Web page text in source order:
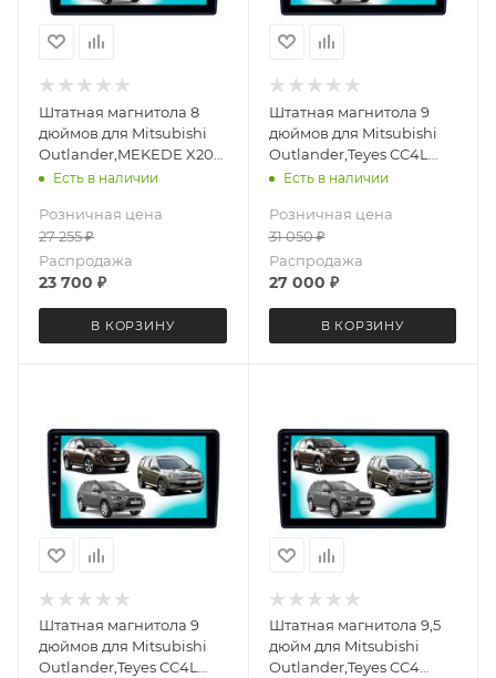
Штатная магнитола 8
дюймов для Mitsubishi
Outlander,MEKEDE X20-
PRO 3796-6481
4+64 Gb 8 ядер
Есть в наличии
Розничная цена
27 255₽
Распродажа
23 700 ₽
В КОРЗИНУ
Штатная магнитола 9
дюймов для Mitsubishi
Outlander,Teyes CC4L
3796-6877 Android 13
Есть в наличии
Розничная цена
31 050₽
Распродажа
27 000 ₽
В КОРЗИНУ
Штатная магнитола 9
дюймов для Mitsubishi
Outlander,Teyes CC4L
Штатная магнитола 9,5
дюйм для Mitsubishi
Outlander,Teyes CC4